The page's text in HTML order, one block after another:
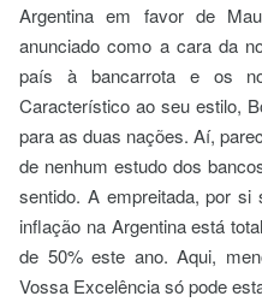
Argentina em favor de
anunciado como a cara da
país à bancarrota e os
Característico ao seu estilo,
para as duas nações. Aí,
de nenhum estudo dos
sentido. A empreitada, por
inflação na Argentina está
de 50% este ano. Aqui,
Vossa Excelência só pode